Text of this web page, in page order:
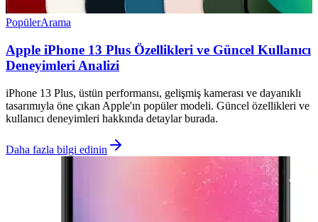
PopülerArama
Apple iPhone 13 Plus Özellikleri ve Güncel Kullanıcı
Deneyimleri Analizi
iPhone 13 Plus, üstün performansı, gelişmiş kamerası ve dayanıklı
tasarımıyla öne çıkan Apple'ın popüler modeli. Güncel özellikleri ve
kullanıcı deneyimleri hakkında detaylar burada.
Daha fazla bilgi edinin